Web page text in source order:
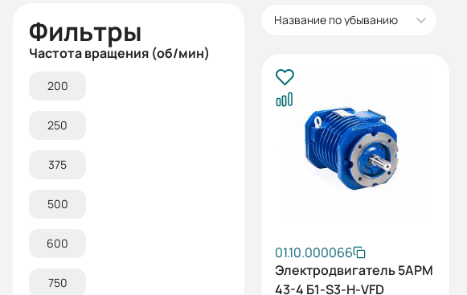
Фильтры
Частота вращения (об/мин)
200
250
375
500
600
750
Название по убыванию
01.10.000066
Электродвигатель 5АРМ
43-4 Б1-S3-Н-VFD